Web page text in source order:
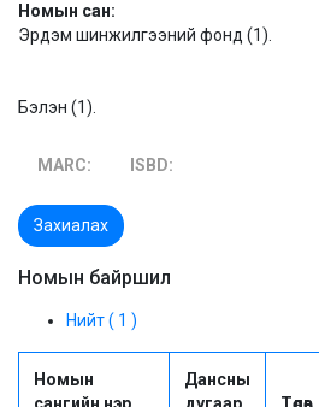
Номын сан:
Эрдэм шинжилгээний фонд (1).
Бэлэн (1).
MARC: ISBD:
Захиалах
Номын байршил
Нийт ( 1 )
Номын
Дансны